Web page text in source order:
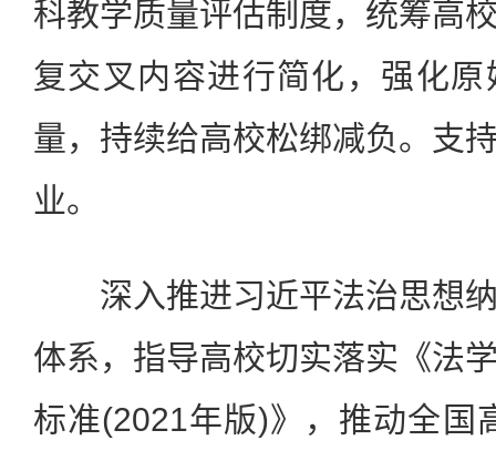
科教学质量评估制度，统筹高
复交叉内容进行简化，强化
量，持续给高校松绑减负。支
业。
深入推进习近平法治思想纳
体系，指导高校切实落实《法
标准(2021年版)》，推动全国